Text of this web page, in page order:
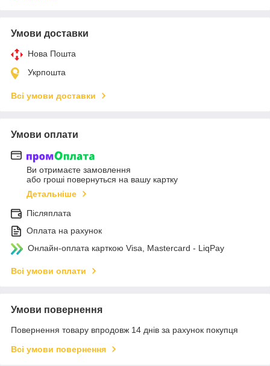
Умови доставки
Нова Пошта
Укрпошта
Всі умови доставки
Умови оплати
Ви отримаєте замовлення
або гроші повернуться на вашу картку
Детальніше
Післяплата
Оплата на рахунок
Онлайн-оплата карткою Visa, Mastercard - LiqPay
Всі умови оплати
Умови повернення
Повернення товару впродовж 14 днів за рахунок покупця
Всі умови повернення